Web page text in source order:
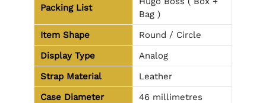
Packing List
Bag )
Item Shape
Round / Circle
Display Type
Analog
Strap Material
Leather
Case Diameter
46 millimetres